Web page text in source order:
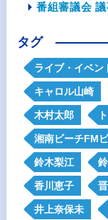
番組審議会
タグ
ライブ・イベン
キャロル山崎
木村太郎
湘南ビーチFM
鈴木梨江
香川恵子
井上奈保未